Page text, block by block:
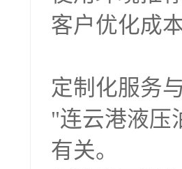
客户优化成
定制化服务
"连云港液压
有关。